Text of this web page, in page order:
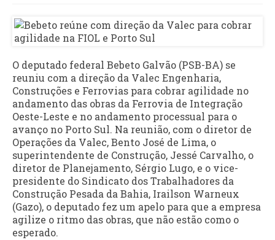
O deputado federal Bebeto Galvão (PSB-BA) se
reuniu com a direção da Valec Engenharia,
Construções e Ferrovias para cobrar agilidade no
andamento das obras da Ferrovia de Integração
Oeste-Leste e no andamento processual para o
avanço no Porto Sul. Na reunião, com o diretor de
Operações da Valec, Bento José de Lima, o
superintendente de Construção, Jessé Carvalho, o
diretor de Planejamento, Sérgio Lugo, e o vice-
presidente do Sindicato dos Trabalhadores da
Construção Pesada da Bahia, Irailson Warneux
(Gazo), o deputado fez um apelo para que a empresa
agilize o ritmo das obras, que não estão como o
esperado.